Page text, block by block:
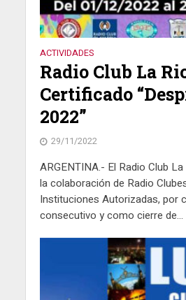
ACTIVIDADES
Radio Club La
Certificado
2022”
29/11/2022
ARGENTINA.- El Radio Club
la colaboración de Radio
Instituciones Autorizadas, por
consecutivo y como cierre de...